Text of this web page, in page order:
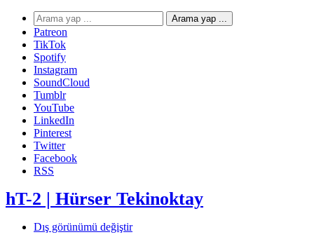
Arama yap ...
Patreon
TikTok
Spotify
Instagram
SoundCloud
Tumblr
YouTube
LinkedIn
Pinterest
Twitter
Facebook
RSS
hT-2 | Hürser Tekinoktay
Dış görünümü değiştir